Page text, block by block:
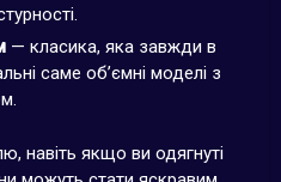
— класика, яка завжди в
саме об’ємні моделі з
навіть якщо ви одягнуті